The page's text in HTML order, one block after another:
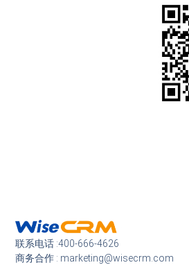
联系电话 :400-666-4626
商务合作 : marketing@wisecrm.com